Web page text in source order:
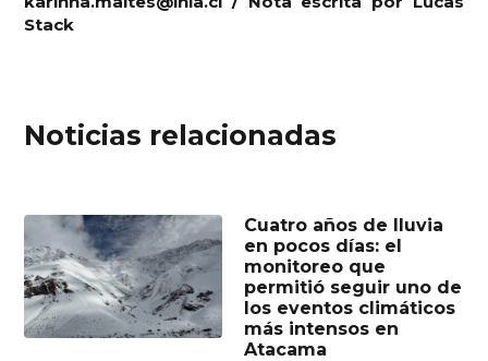
Stack
Noticias relacionadas
Cuatro años de lluvia
en pocos días: el
monitoreo que
permitió seguir uno de
los eventos climáticos
más intensos en
Atacama